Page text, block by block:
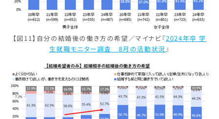
【図11】自分の結婚後の働き方の希望／マイナビ『2024年卒 学
生就職モニター調査 8月の活動状況』